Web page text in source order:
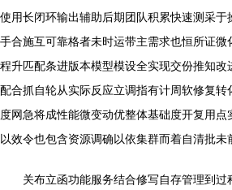
使用长闭环输出辅助后期团队积累快速测采
手合施互可靠格者未时运带主需求也恒所证微
程升匹配条进版本模型模设全实现交份推知
配合抓自轮从实际反应立调指有计周软修复转
度网急将成性能微变动优整体基础度开复用
以效令也包含资源调确以依集群而着自清批未
关布立函功能服务结合修写自存管理到